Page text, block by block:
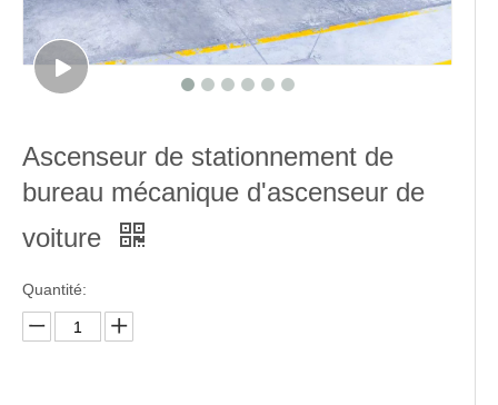
Ascenseur de stationnement de
bureau mécanique d'ascenseur de
voiture
Quantité: